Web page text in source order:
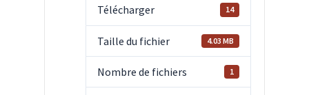
Télécharger 14
Taille du fichier 4.03 MB
Nombre de fichiers 1